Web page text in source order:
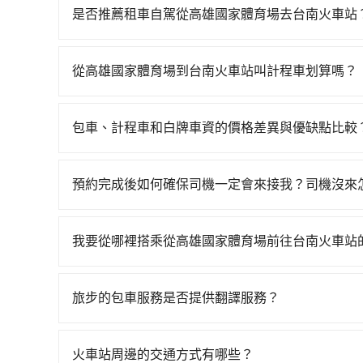
76班車次，從最早05:50到22:55，過了末班車到
用5分鐘出站、等待車站前排班的計程車，搭上小
至少額外負擔20元車資，而且更會額外浪費15分
是否推薦租車自駕從高雄國家體育場去台南火車站
天就要來回，那在高雄路邊可隨租隨借的iRent應
用預估進去，但額外的汽車保險與可能的罰單都
理，每一次租車都好像在開樂透一樣。另外，偶
遇到下雨天或者載行李時，就顯得非常不便。
從高雄國家體育場到台南火車站叫計程車划算嗎？
到車，也可考慮打電話至高雄市左營區當地唯一
但當你們人數超過四位時，叫兩輛計程車的費用
包車、計程車和白牌車資的價格差異與優缺點比較
地點上車較客製化。此外，司機還會提供各種旅
無法申訴退費。
預約完成後如何確保司機一定會來接我？司機沒來
提供司機的姓名、電話、車牌、車型等資訊，如
我要從哪裡搭乘從高雄國家體育場前往台南火車站
得到，我們就保證發車。直接在官網上輸入住家
旅步的包車服務是否提供翻譯服務？
火車站周邊的交通方式有哪些？